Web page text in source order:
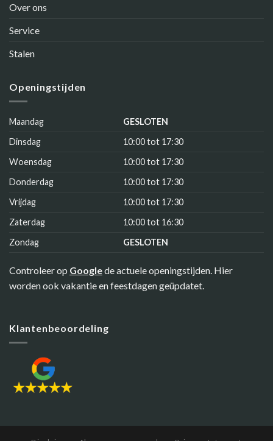
Over ons
Service
Stalen
Openingstijden
Maandag
GESLOTEN
Dinsdag
10:00 tot 17:30
Woensdag
10:00 tot 17:30
Donderdag
10:00 tot 17:30
Vrijdag
10:00 tot 17:30
Zaterdag
10:00 tot 16:30
Zondag
GESLOTEN
Controleer op Googlede actuele openingstijden. Hier
worden ook vakantie en feestdagen geüpdatet.
Klantenbeoordeling